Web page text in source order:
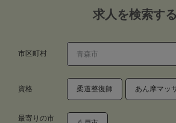
求人を検索する
市区町村
資格 柔道整復師 あん摩マッ
最寄りの市